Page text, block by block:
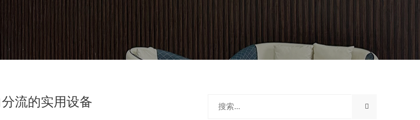
流的实用设备